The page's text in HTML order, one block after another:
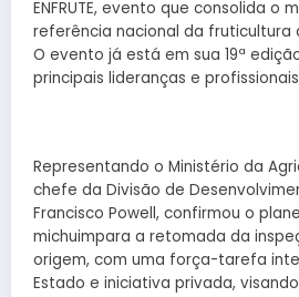
ENFRUTE, evento que consolida o
referência nacional da fruticultura
O evento já está em sua 19ª
principais lideranças e
Representando o Ministério da
chefe da Divisão de
Francisco Powell, confirmou o
michuimpara a retomada da
origem, com uma força-tarefa
Estado e iniciativa privada,